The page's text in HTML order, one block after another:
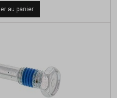
base
au panier